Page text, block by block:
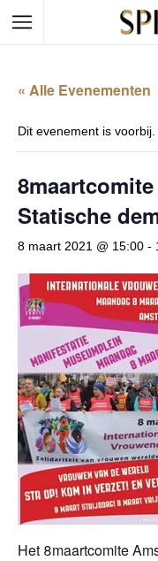
« Alle Evenementen
Dit evenement is voorbij.
Statische
8 maart 2021 @ 15:00 -
Het 8maartcomite